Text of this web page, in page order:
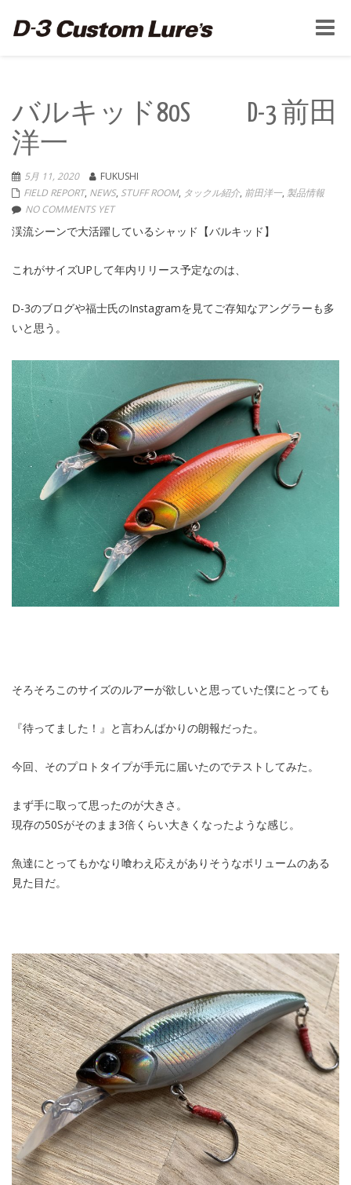
Toggle
バルキッド80S D-3 前田
洋一
5月 11, 2020
FUKUSHI
FIELD REPORT, NEWS, STUFF ROOM, タックル紹介, 前田洋一, 製品情報
NO COMMENTS YET
渓流シーンで大活躍しているシャッド【バルキッド】
これがサイズUPして年内リリース予定なのは、
D-3のブログや福士氏のInstagramを見てご存知なアングラーも多
いと思う。
そろそろこのサイズのルアーが欲しいと思っていた僕にとっても
『待ってました！』と言わんばかりの朗報だった。
今回、そのプロトタイプが手元に届いたのでテストしてみた。
まず手に取って思ったのが大きさ。
現存の50Sがそのまま3倍くらい大きくなったような感じ。
魚達にとってもかなり喰わえ応えがありそうなボリュームのある
見た目だ。